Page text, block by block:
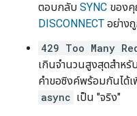
ตอบกลับ SYNC ของ
DISCONNECT อย่าง
429 Too Many
เกินจำนวนสูงสุดสำหรั
คำขอซิงค์พร้อมกันได้เ
async เป็น "จริง"